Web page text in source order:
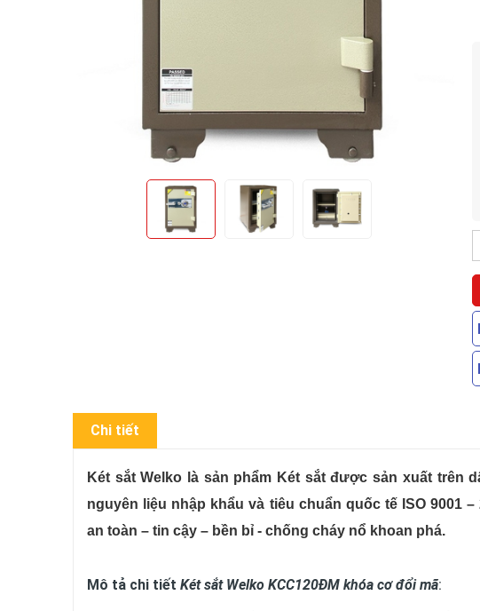
Chi tiết
Két sắt Welko là sản phẩm Két sắt được sản xuất trên
nguyên liệu nhập khẩu và tiêu chuẩn quốc tế ISO 9001 –
an toàn – tin cậy – bền bỉ - chống cháy nổ khoan phá.
Mô tả chi tiết Két sắt Welko KCC120ĐM khóa cơ đổi mã: